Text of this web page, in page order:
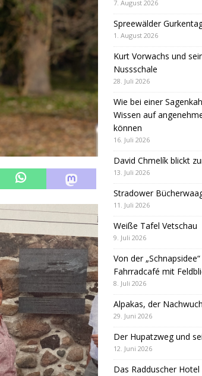
7. August 2026
Spreewälder
1. August 2026
Kurt Vorwachs und
Nussschale
28. Juli 2026
Wie bei einer
Wissen auf
können
16. Juli 2026
David Chmelík blickt
13. Juli 2026
Stradower
11. Juli 2026
Weiße Tafel Vetschau
9. Juli 2026
Von der
Fahrradcafé mit
8. Juli 2026
Alpakas, der
29. Juni 2026
Der Hupatzweg und
12. Juni 2026
Das Radduscher